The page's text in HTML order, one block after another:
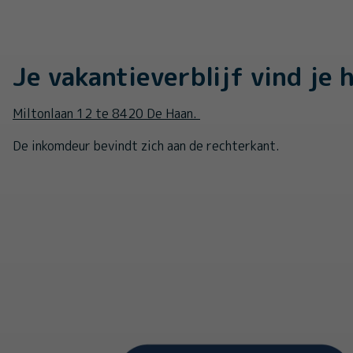
Je vakantieverblijf vind je
Miltonlaan 12 te 8420 De Haan.
De inkomdeur bevindt zich aan de rechterkant.